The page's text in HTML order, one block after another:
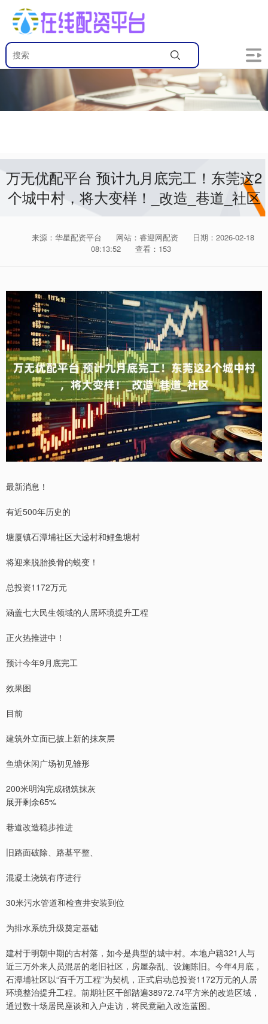
万无优配平台 预计九月底完工！东莞这2
个城中村，将大变样！_改造_巷道_社区
来源：华星配资平台 网站：睿迎网配资
日期：2026-02-18
08:13:52
查看：153
最新消息！
有近500年历史的
塘厦镇石潭埔社区大迳村和鲤鱼塘村
将迎来脱胎换骨的蜕变！
总投资1172万元
涵盖七大民生领域的人居环境提升工程
正火热推进中！
预计今年9月底完工
效果图
目前
建筑外立面已披上新的抹灰层
鱼塘休闲广场初见雏形
200米明沟完成砌筑抹灰
展开剩余65%
巷道改造稳步推进
旧路面破除、路基平整、
混凝土浇筑有序进行
30米污水管道和检查井安装到位
为排水系统升级奠定基础
建村于明朝中期的古村落，如今是典型的城中村。本地户籍321人与
近三万外来人员混居的老旧社区，房屋杂乱、设施陈旧。今年4月底，
石潭埔社区以“百千万工程”为契机，正式启动总投资1172万元的人居
环境整治提升工程。前期社区干部踏遍38972.74平方米的改造区域，
通过数十场居民座谈和入户走访，将民意融入改造蓝图。